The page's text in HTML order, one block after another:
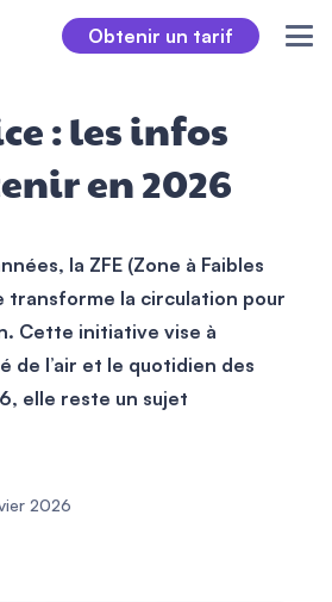
Obtenir un tarif
: les infos
en 2026
la ZFE (Zone à Faibles
transforme la circulation pour
Cette initiative vise à
de l’air et le quotidien des
elle reste un sujet
2026